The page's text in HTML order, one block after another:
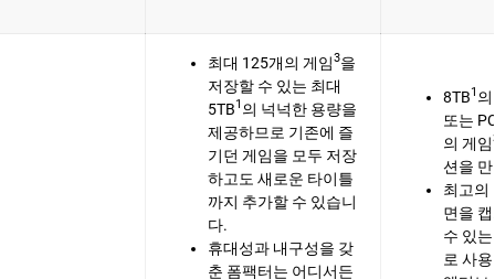
최대 125개의 게임3을
저장할 수 있는 최대
5TB1 의 넉넉한 용량을
제공하므로 기존에 즐
기던 게임을 모두 저장
하고도 새로운 타이틀
까지 추가할 수 있습니
다.
휴대성과 내구성을 갖
춘 폼팩터는 어디서든
8TB1
또는
의 게임
션을
최고의
면을
수 있
로 사